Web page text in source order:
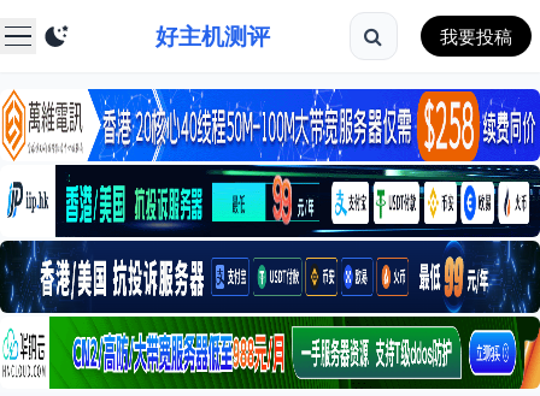
好主机测评 我要投稿